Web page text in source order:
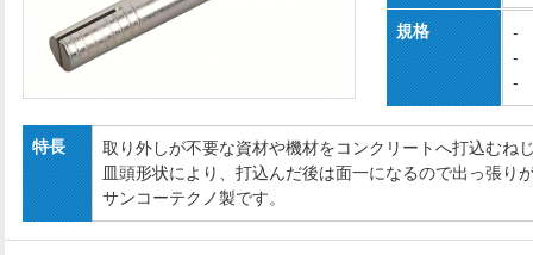
規格
-
-
-
特長
取り外しが不要な資材や機材をコンクリートへ打込むね
皿頭形状により、打込んだ後は面一になるので出っ張り
サンコーテクノ製です。